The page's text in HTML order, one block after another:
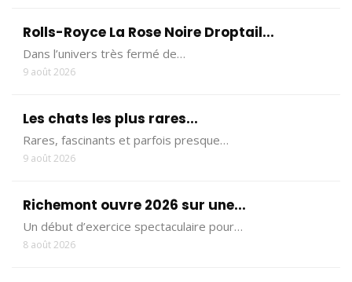
Rolls-Royce La Rose Noire Droptail...
Dans l’univers très fermé de…
9 août 2026
Les chats les plus rares...
Rares, fascinants et parfois presque…
9 août 2026
Richemont ouvre 2026 sur une...
Un début d’exercice spectaculaire pour…
8 août 2026